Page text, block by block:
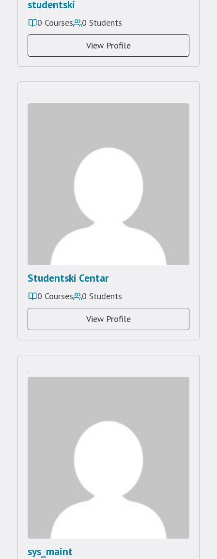
studentski
0 Courses 0 Students
View Profile
Studentski Centar
0 Courses 0 Students
View Profile
sys_maint